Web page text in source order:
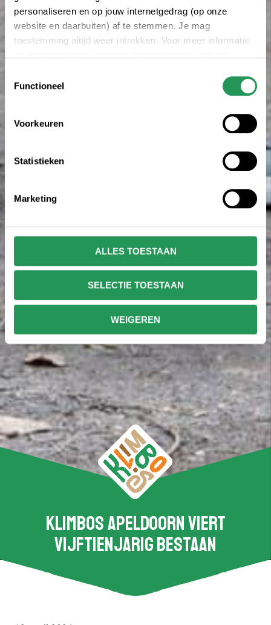
personaliseren en op jouw internetgedrag (op onze
website en daarbuiten) af te stemmen. Je mag
toestemming altijd weer intrekken. Voor meer informatie
Functioneel
Voorkeuren
Statistieken
Marketing
ALLES TOESTAAN
SELECTIE TOESTAAN
WEIGEREN
Klimbos Apeldoorn viert
vijftienjarig bestaan